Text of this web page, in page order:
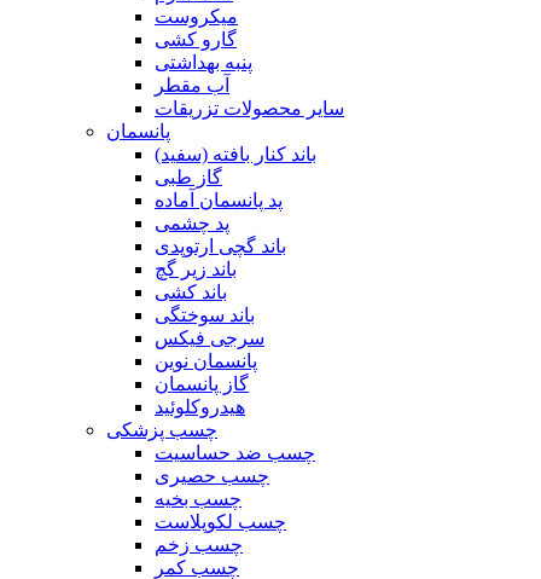
میکروست
گارو کشی
پنبه بهداشتی
آب مقطر
سایر محصولات تزریقات
پانسمان
باند کنار بافته (سفید)
گاز طبی
پد پانسمان آماده
پد چشمی
باند گچی ارتوپدی
باند زیر گچ
باند کشی
باند سوختگی
سرجی فیکس
پانسمان نوین
گاز پانسمان
هیدروکلوئید
چسب پزشکی
چسب ضد حساسیت
چسب حصیری
چسب بخیه
چسب لکوپلاست
چسب زخم
چسب کمر